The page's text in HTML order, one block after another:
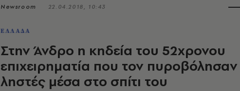
Newsroom 22.04.2018, 10:43
ΕΛΛΑΔΑ
Στην Άνδρο η κηδεία του 52χρονου
επιχειρηματία που τον πυροβόλησαν
ληστές μέσα στο σπίτι του